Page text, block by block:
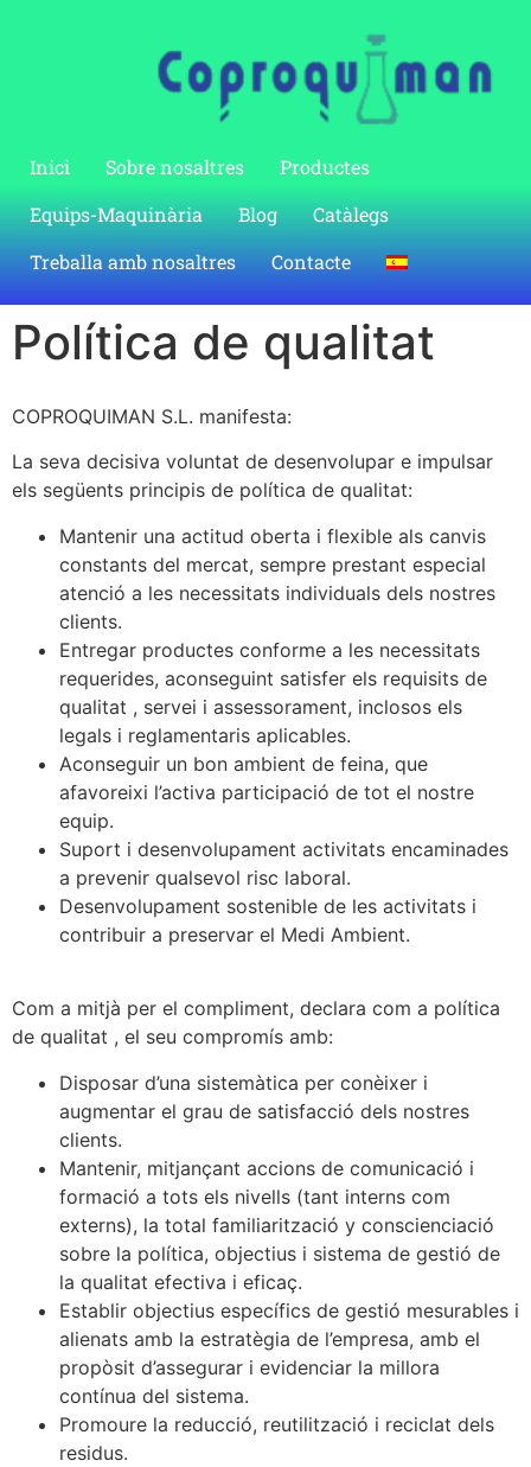
Inici Sobre nosaltres
Productes
Equips-Maquinària
Blog
Catàlegs
Treballa amb nosaltres
Contacte
Política de qualitat
COPROQUIMAN S.L. manifesta:
La seva decisiva voluntat de desenvolupar e impulsar
els següents principis de política de qualitat:
Mantenir una actitud oberta i flexible als canvis
constants del mercat, sempre prestant especial
atenció a les necessitats individuals dels nostres
clients.
Entregar productes conforme a les necessitats
requerides, aconseguint satisfer els requisits de
qualitat , servei i assessorament, inclosos els
legals i reglamentaris aplicables.
Aconseguir un bon ambient de feina, que
afavoreixi l’activa participació de tot el nostre
equip.
Suport i desenvolupament activitats encaminades
a prevenir qualsevol risc laboral.
Desenvolupament sostenible de les activitats i
contribuir a preservar el Medi Ambient.
Com a mitjà per el compliment, declara com a política
de qualitat , el seu compromís amb:
Disposar d’una sistemàtica per conèixer i
augmentar el grau de satisfacció dels nostres
clients.
Mantenir, mitjançant accions de comunicació i
formació a tots els nivells (tant interns com
externs), la total familiarització y conscienciació
sobre la política, objectius i sistema de gestió de
la qualitat efectiva i eficaç.
Establir objectius específics de gestió mesurables i
alienats amb la estratègia de l’empresa, amb el
propòsit d’assegurar i evidenciar la millora
contínua del sistema.
Promoure la reducció, reutilització i reciclat dels
residus.